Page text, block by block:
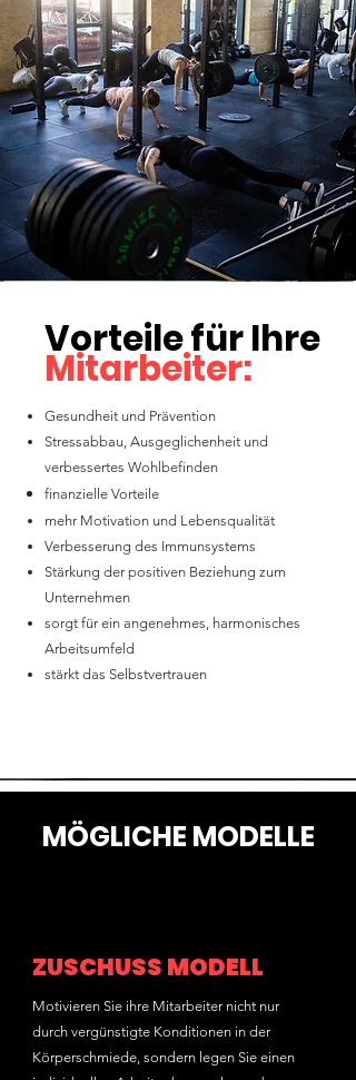
Vorteile für Ihre
Mitarbeiter:
Gesundheit und Prävention
Stressabbau, Ausgeglichenheit und
verbessertes Wohlbefinden
finanzielle Vorteile
mehr Motivation und Lebensqualität
Verbesserung des Immunsystems
Stärkung der positiven Beziehung zum
Unternehmen
sorgt für ein angenehmes, harmonisches
Arbeitsumfeld
stärkt das Selbstvertrauen
MÖGLICHE MODELLE
ZUSCHUSS MODELL
Motivieren Sie ihre Mitarbeiter nicht nur
durch vergünstigte Konditionen in der
Körperschmiede, sondern legen Sie einen